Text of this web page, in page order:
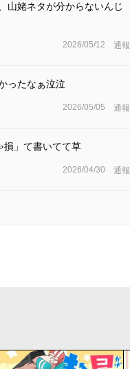
山姥ネタが分からないんじ
2026/05/12 通報
ったなぁ泣泣
2026/05/05 通報
損」て書いてて草
2026/04/30 通報